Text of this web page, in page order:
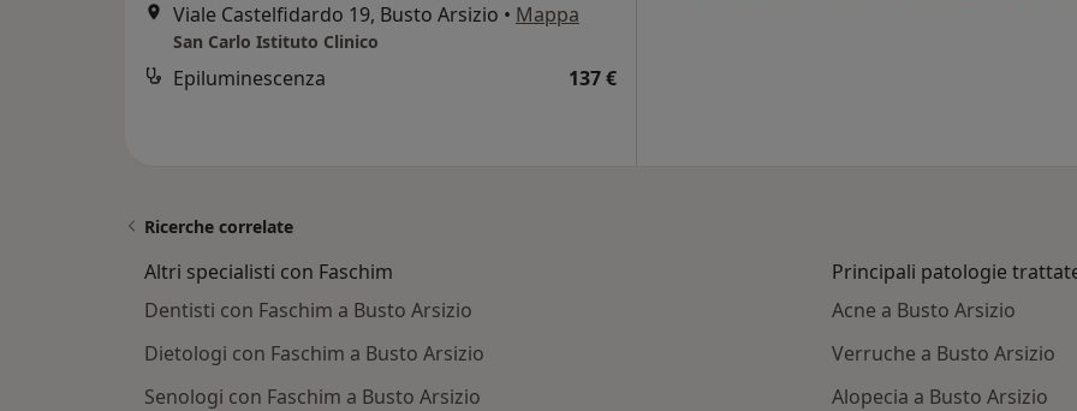
Viale Castelfidardo 19, Busto Arsizio • Mappa
San Carlo Istituto Clinico
Epiluminescenza 137 €
Ricerche correlate
Altri specialisti con Faschim
Dentisti con Faschim a Busto Arsizio
Dietologi con Faschim a Busto Arsizio
Senologi con Faschim a Busto Arsizio
Principali patologie
Acne a Busto Arsizio
Verruche a Busto Arsizio
Alopecia a Busto Arsizio